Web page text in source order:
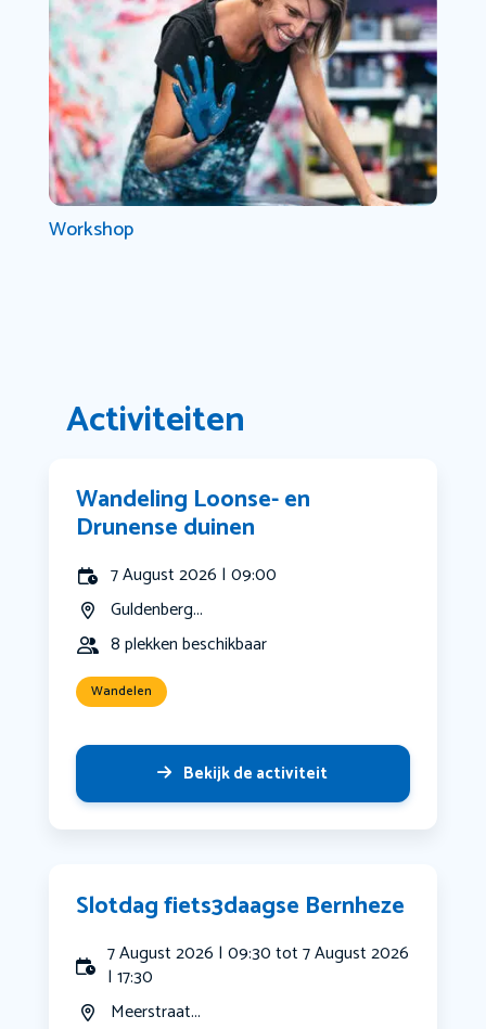
Workshop
Activiteiten
Wandeling Loonse- en
Drunense duinen
7 August 2026 | 09:00
Guldenberg...
8 plekken beschikbaar
Wandelen
Bekijk de activiteit
Slotdag fiets3daagse Bernheze
7 August 2026 | 09:30 tot 7 August 2026
| 17:30
Meerstraat...